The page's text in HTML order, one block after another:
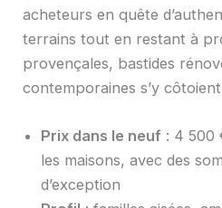
acheteurs en quête
terrains tout en restant à
provençales, bastides
contemporaines s’y
Prix dans le neuf : 4 500
les maisons, avec des
d’exception